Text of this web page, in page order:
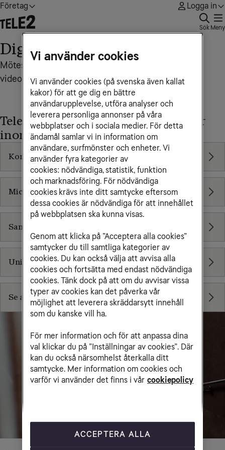
Företag Logga in
Sök Meny
Digitala möten
Mötestjänster för effektiva telefon- och
videokonferenser samt hybridmöten
Tele2 Företag erbjuder dessa tjänster
inom digitala möten
Kommunikation som tjänst
Microsoft Teams
Samverkanstjänster
Unified Communication
Se alla produkter och tjänster
Vi använder cookies
Vi använder cookies (på svenska även kallat
kakor) för att ge dig en bättre
användarupplevelse, utföra analyser och
leverera personliga annonser på våra
webbplatser och i sociala medier. För detta
ändamål samlar vi in information om
användare, surfmönster och enheter. Vi
använder fyra kategorier av
cookies: nödvändiga, statistik, funktion
och marknadsföring. För nödvändiga
cookies krävs inte ditt samtycke eftersom
dessa cookies är nödvändiga för att innehållet
på webbplatsen ska kunna visas.
Genom att klicka på ”Acceptera alla cookies”
samtycker du till samtliga kategorier av
cookies. Du kan också välja att avvisa alla
cookies och fortsätta med endast nödvändiga
cookies. Tänk dock på att om du avvisar vissa
typer av cookies kan det påverka vår
möjlighet att leverera skräddarsytt innehåll
som du kanske vill ha.
För mer information och för att anpassa dina
val klickar du på ”Inställningar av cookies”. Där
kan du också närsomhelst återkalla ditt
samtycke. Mer information om cookies och
varför vi använder det finns i vår cookiepolicy
ACCEPTERA ALLA